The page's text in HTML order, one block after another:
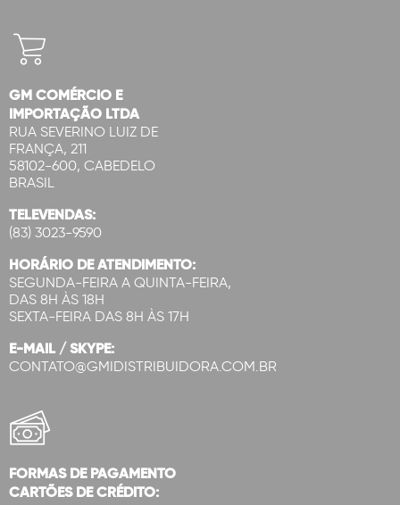
GM COMÉRCIO E
IMPORTAÇÃO LTDA
RUA SEVERINO LUIZ DE
FRANÇA, 211
58102-600, CABEDELO
BRASIL
TELEVENDAS:
(83) 3023-9590
HORÁRIO DE ATENDIMENTO:
SEGUNDA-FEIRA A QUINTA-FEIRA,
DAS 8H ÀS 18H
SEXTA-FEIRA DAS 8H ÀS 17H
E-MAIL / SKYPE:
CONTATO@GMIDISTRIBUIDORA.COM.BR
FORMAS DE PAGAMENTO
CARTÕES DE CRÉDITO: